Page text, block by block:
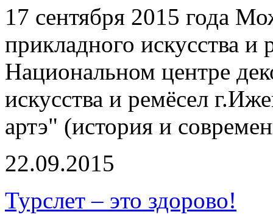
17 сентября 2015 года
прикладного искусства и
Национальном центре
искусства и ремёсел
артэ" (история и
22.09.2015
Турслет – это здорово!